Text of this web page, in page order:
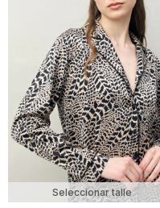
Seleccionar talle